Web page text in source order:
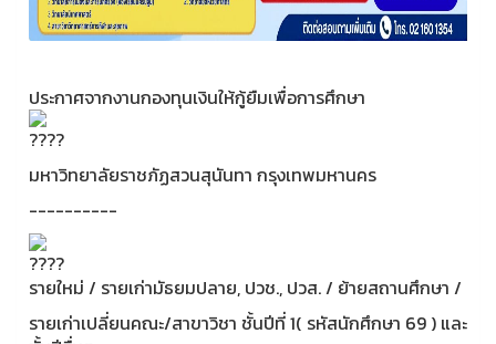
ประกาศจากงานกองทุนเงินให้กู้ยืมเพื่อการศึกษา
มหาวิทยาลัยราชภัฏสวนสุนันทา กรุงเทพมหานคร
----------
รายใหม่ / รายเก่ามัธยมปลาย, ปวช., ปวส. / ย้ายสถานศึกษา /
รายเก่าเปลี่ยนคณะ/สาขาวิชา ชั้นปีที่ 1( รหัสนักศึกษา 69 ) และ